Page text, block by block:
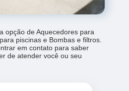
opção de Aquecedores para
piscinas e Bombas e filtros.
em contato para saber
de atender você ou seu